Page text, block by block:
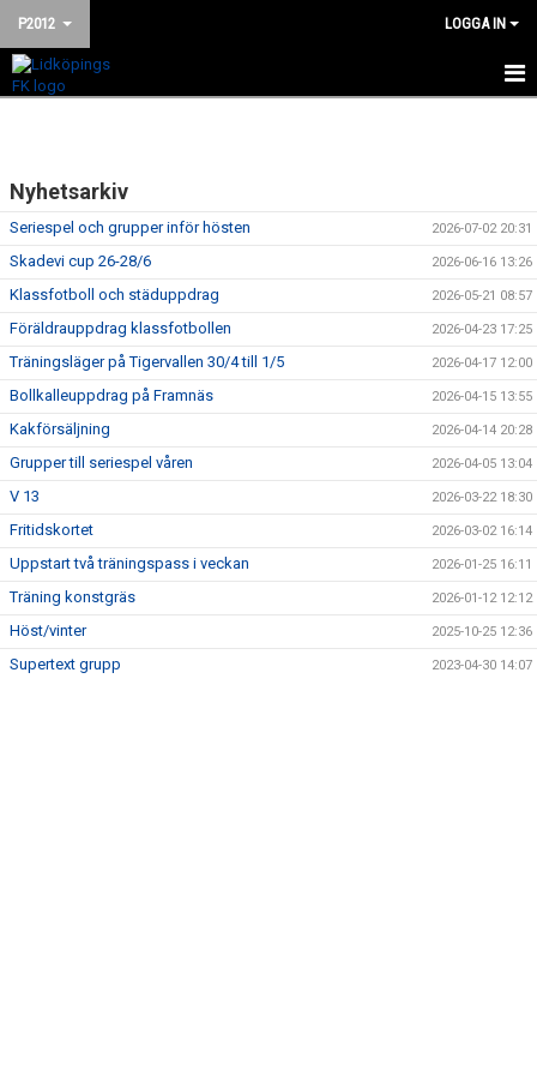
P2012 LOGGA IN
KALENDER
TRUPPEN
DOKUMENT
Nyhetsarkiv
Seriespel och grupper inför hösten 2026-07-02 20:31
Skadevi cup 26-28/6 2026-06-16 13:26
Klassfotboll och städuppdrag 2026-05-21 08:57
Föräldrauppdrag klassfotbollen 2026-04-23 17:25
Träningsläger på Tigervallen 30/4 till 1/5 2026-04-17 12:00
Bollkalleuppdrag på Framnäs 2026-04-15 13:55
Kakförsäljning 2026-04-14 20:28
Grupper till seriespel våren 2026-04-05 13:04
V 13 2026-03-22 18:30
Fritidskortet 2026-03-02 16:14
Uppstart två träningspass i veckan 2026-01-25 16:11
Träning konstgräs 2026-01-12 12:12
Höst/vinter 2025-10-25 12:36
Supertext grupp 2023-04-30 14:07